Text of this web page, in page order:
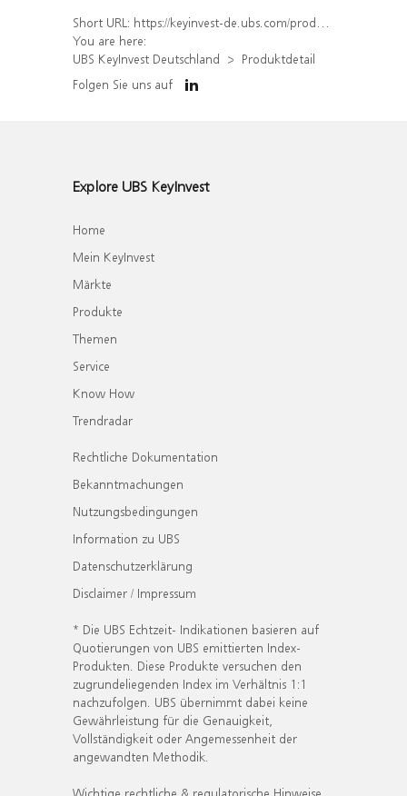
Short URL: https://keyinvest-de.ubs.com/produkt/detail/index/isin/DE000WA40QS3
You are here:
UBS KeyInvest Deutschland
Produktdetail
Folgen Sie uns auf
Explore UBS KeyInvest
Home
Mein KeyInvest
Märkte
Produkte
Themen
Service
Know How
Trendradar
Rechtliche Dokumentation
Bekanntmachungen
Nutzungsbedingungen
Information zu UBS
Datenschutzerklärung
Disclaimer / Impressum
* Die UBS Echtzeit- Indikationen basieren auf
Quotierungen von UBS emittierten Index-
Produkten. Diese Produkte versuchen den
zugrundeliegenden Index im Verhältnis 1:1
nachzufolgen. UBS übernimmt dabei keine
Gewährleistung für die Genauigkeit,
Vollständigkeit oder Angemessenheit der
angewandten Methodik.